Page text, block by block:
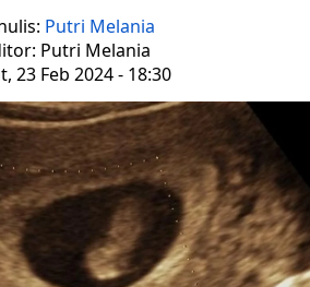
Putri Melania
Putri Melania
23 Feb 2024 - 18:30